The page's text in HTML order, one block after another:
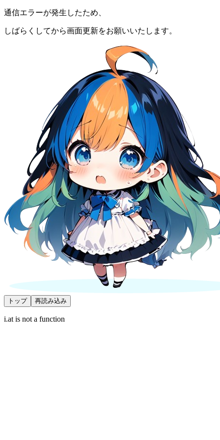
通信エラーが発生したため、
しばらくしてから画面更新をお願いいたします。
トップ 再読み込み
i.at is not a function